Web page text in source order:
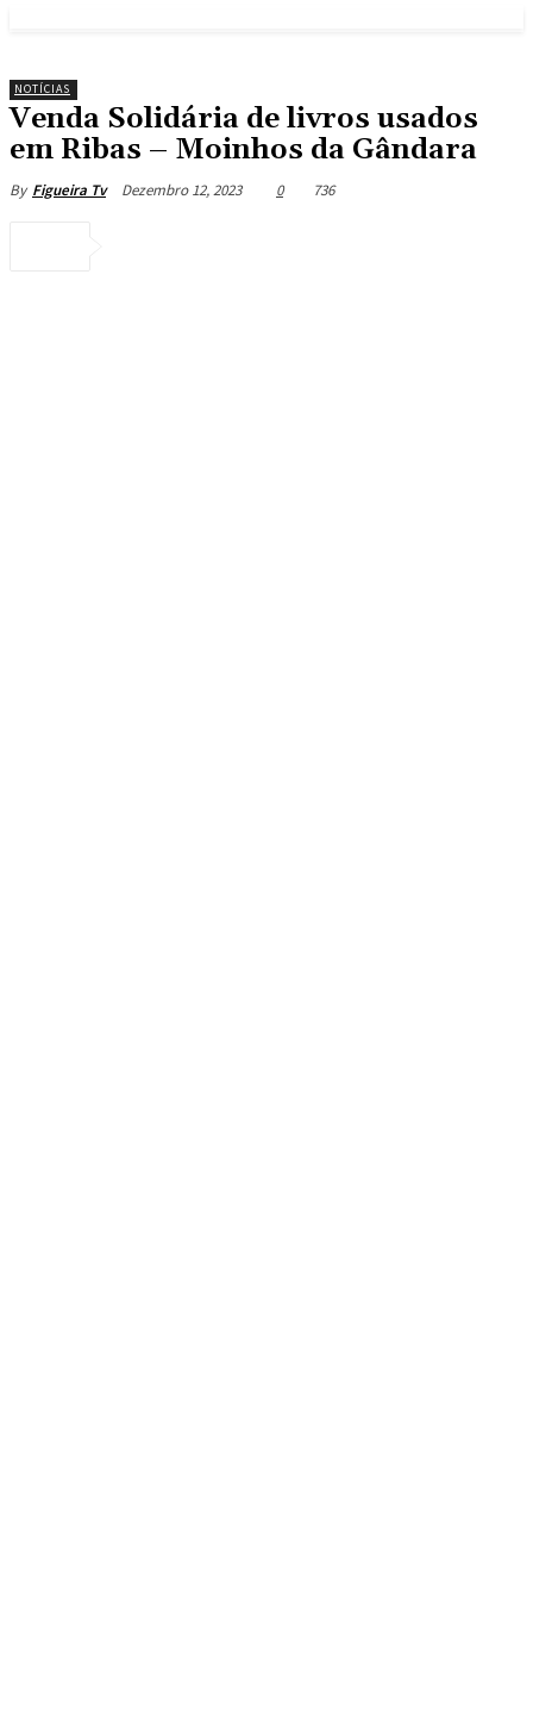
NOTÍCIAS
Venda Solidária de livros usados
em Ribas – Moinhos da Gândara
By Figueira Tv Dezembro 12, 2023 0 736